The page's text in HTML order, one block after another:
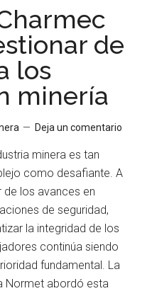
de
los
minería
Deja un comentario
minera es tan
como desafiante. A
de los avances en
de seguridad,
la integridad de los
continúa siendo
fundamental. La
Normet abordó esta